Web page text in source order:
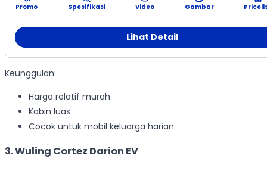
Promo Spesifikasi Video Gambar
Lihat Detail
Keunggulan:
Harga relatif murah
Kabin luas
Cocok untuk mobil keluarga harian
3. Wuling Cortez Darion EV